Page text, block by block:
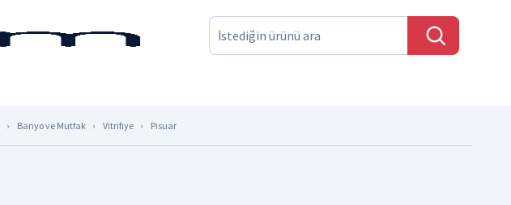
Banyo ve Mutfak Vitrifiye Pisuar